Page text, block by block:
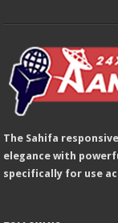
The Sahifa
elegance with
specifically for use